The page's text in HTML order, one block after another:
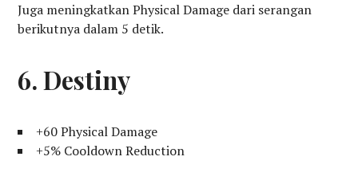
Juga meningkatkan Physical Damage dari serangan
berikutnya dalam 5 detik.
6. Destiny
+60 Physical Damage
+5% Cooldown Reduction